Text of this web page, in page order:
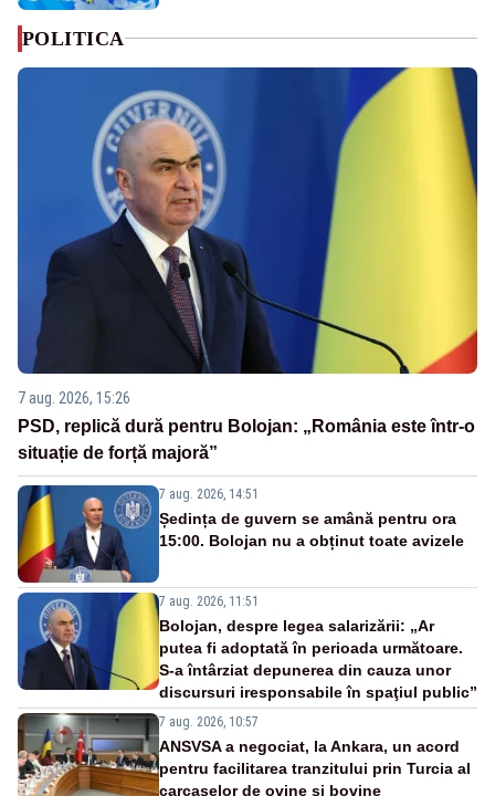
POLITICA
7 aug. 2026, 15:26
PSD, replică dură pentru Bolojan: „România este într-o
situație de forță majoră”
7 aug. 2026, 14:51
Ședința de guvern se amână pentru ora
15:00. Bolojan nu a obținut toate avizele
7 aug. 2026, 11:51
Bolojan, despre legea salarizării: „Ar
putea fi adoptată în perioada următoare.
S-a întârziat depunerea din cauza unor
discursuri iresponsabile în spaţiul public”
7 aug. 2026, 10:57
ANSVSA a negociat, la Ankara, un acord
pentru facilitarea tranzitului prin Turcia al
carcaselor de ovine și bovine